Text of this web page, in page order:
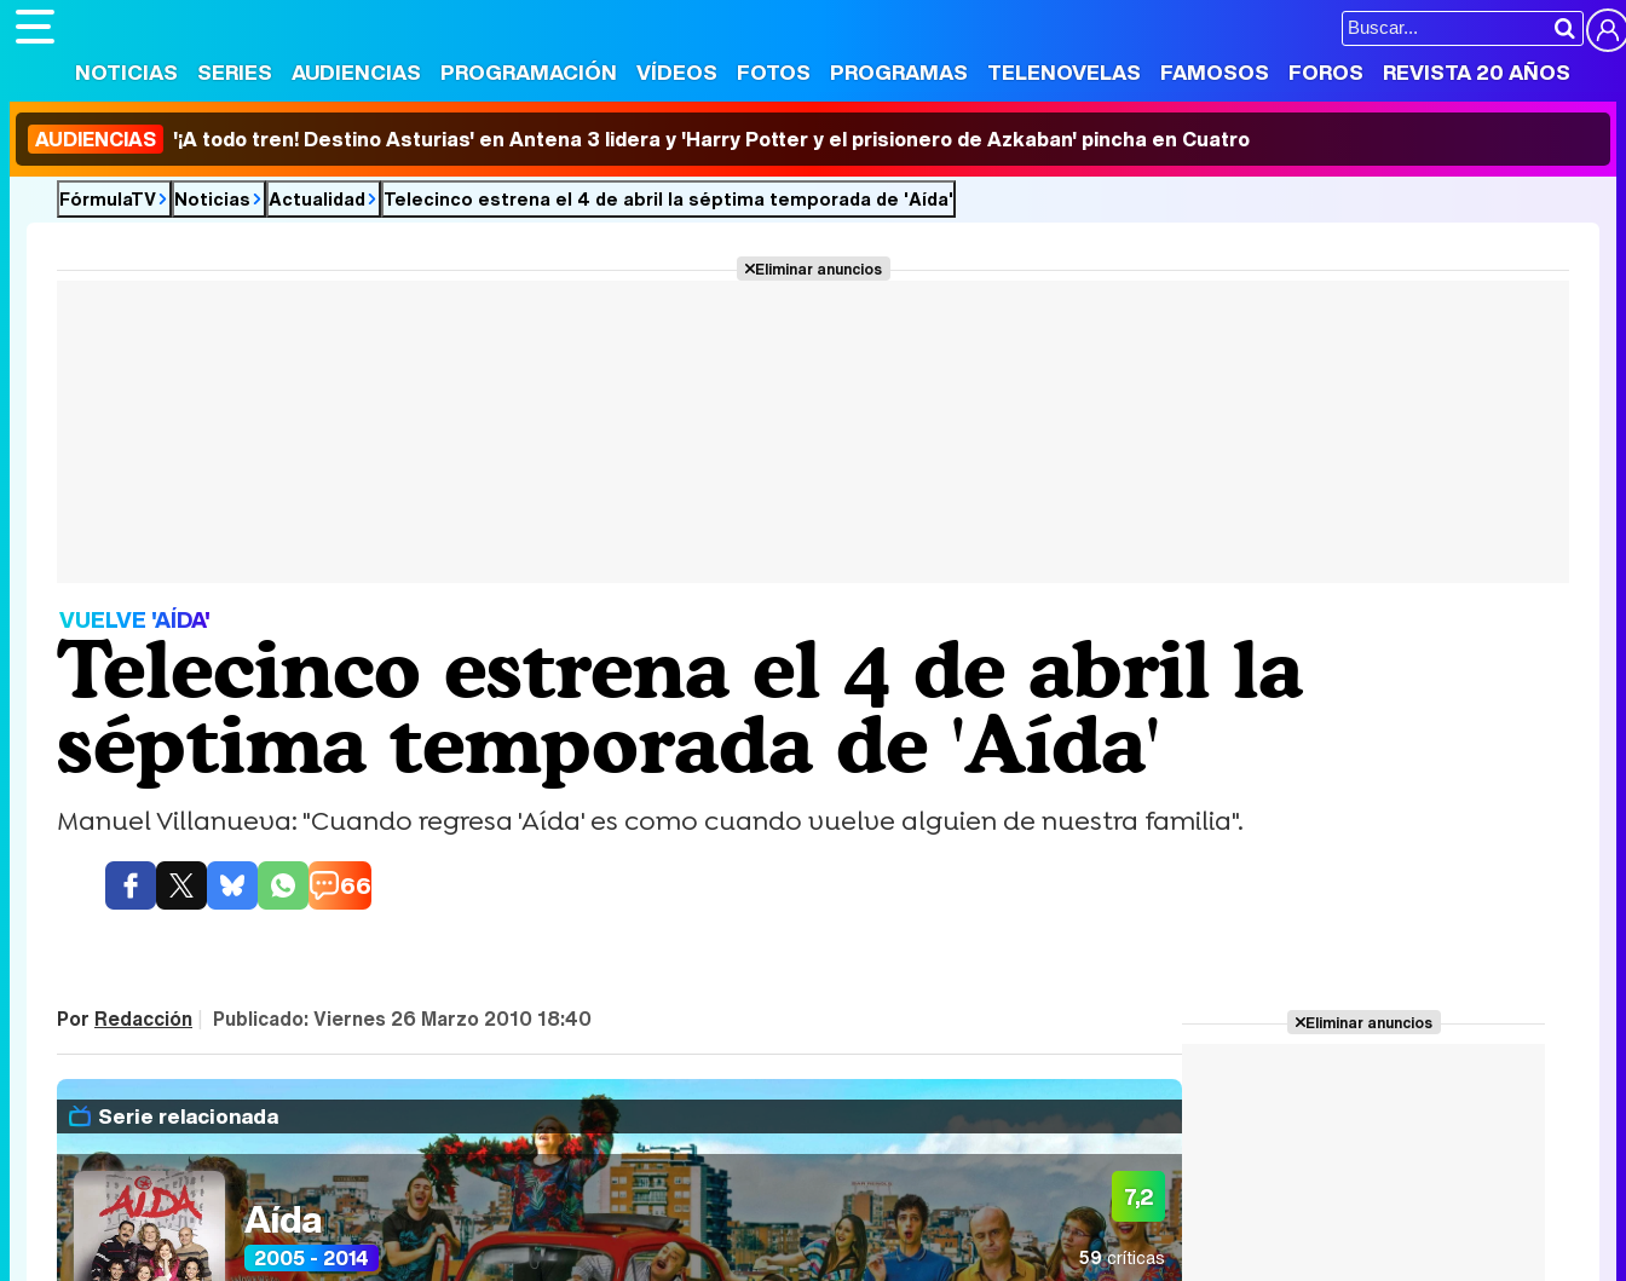
NOTICIAS SERIES AUDIENCIAS PROGRAMACIÓN VÍDEOS FOTOS PROGRAMAS TELENOVELAS FAMOSOS FOROS REVISTA 20 AÑOS
AUDIENCIAS '¡A todo tren! Destino Asturias' en Antena 3 lidera y 'Harry Potter y el prisionero de Azkaban' pincha en Cuatro
FórmulaTV Noticias Actualidad Telecinco estrena el 4 de abril la séptima temporada de 'Aída'
Eliminar anuncios
VUELVE 'AÍDA'
Telecinco estrena el 4 de abril la
séptima temporada de 'Aída'
Manuel Villanueva: "Cuando regresa 'Aída' es como cuando vuelve alguien de nuestra familia".
66
Por Redacción | Publicado:Viernes 26 Marzo 2010 18:40
Serie relacionada
Aída
2005 - 2014
7,2
59críticas
Eliminar anuncios